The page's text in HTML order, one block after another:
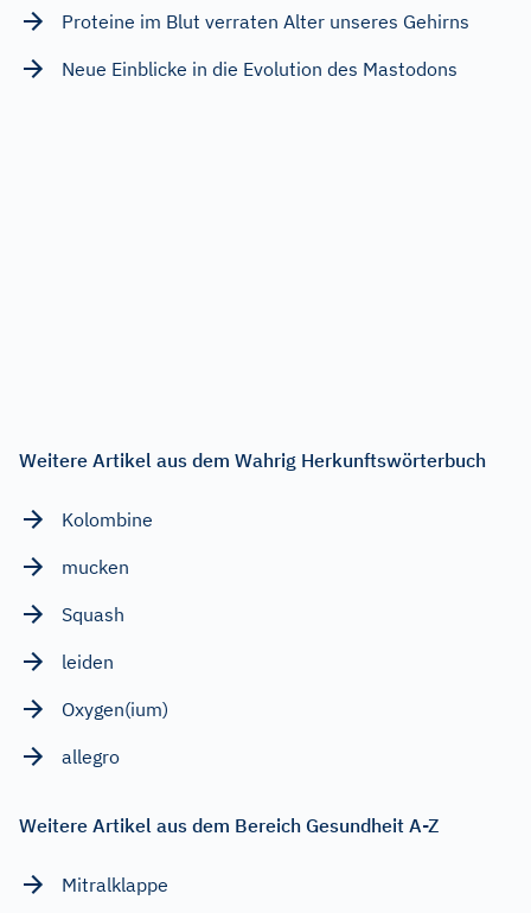
Proteine im Blut verraten Alter unseres Gehirns
Neue Einblicke in die Evolution des Mastodons
Weitere Artikel aus dem Wahrig Herkunftswörterbuch
Kolombine
mucken
Squash
leiden
Oxygen(ium)
allegro
Weitere Artikel aus dem Bereich Gesundheit A-Z
Mitralklappe